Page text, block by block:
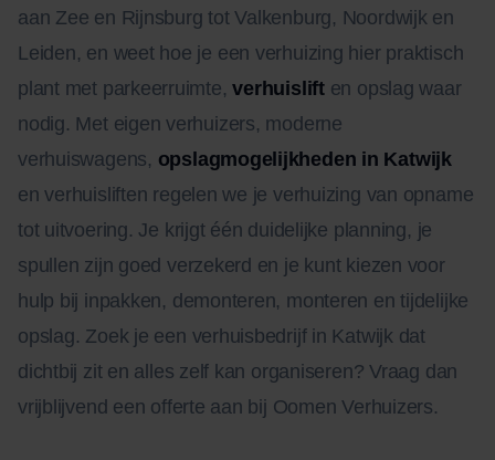
aan Zee en Rijnsburg tot Valkenburg, Noordwijk en
Leiden, en weet hoe je een verhuizing hier praktisch
plant met parkeerruimte,verhuisliften opslag waar
nodig. Met eigen verhuizers, moderne
verhuiswagens, opslagmogelijkheden in Katwijk
en verhuisliften regelen we je verhuizing van opname
tot uitvoering. Je krijgt één duidelijke planning, je
spullen zijn goed verzekerd en je kunt kiezen voor
hulp bij inpakken, demonteren, monteren en tijdelijke
opslag. Zoek je een verhuisbedrijf in Katwijk dat
dichtbij zit en alles zelf kan organiseren? Vraag dan
vrijblijvend een offerte aan bij Oomen Verhuizers.